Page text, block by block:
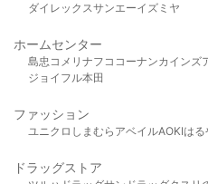
ダイレックスサンエーイズミヤ
ホームセンター
島忠 コメリ ナフコ コーナンカインズ
ジョイフル本田
ファッション
ユニクロ しまむら アベイルAOKIはる
ドラッグストア